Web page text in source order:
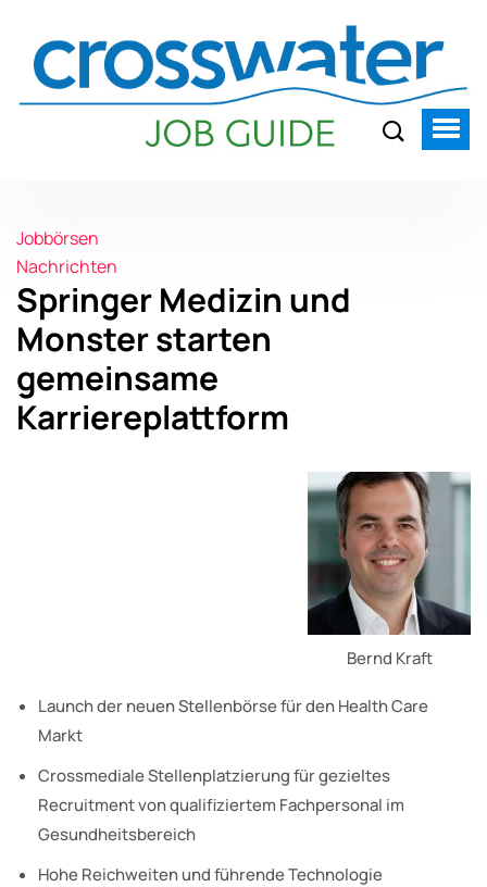
Jobbörsen
Nachrichten
Springer Medizin und
Monster starten
gemeinsame
Karriereplattform
Bernd Kraft
Launch der neuen Stellenbörse für den Health Care
Markt
Crossmediale Stellenplatzierung für gezieltes
Recruitment von qualifiziertem Fachpersonal im
Gesundheitsbereich
Hohe Reichweiten und führende Technologie